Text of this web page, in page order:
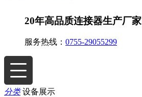
20年高品质连接器生产厂家
服务热线： 0755-29055299
分类设备展示